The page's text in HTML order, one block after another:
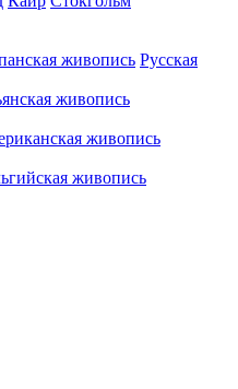
живопись Русская
живопись
живопись
живопись